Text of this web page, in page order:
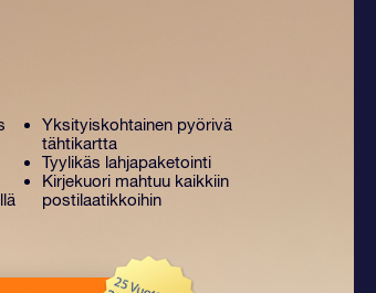
Yksityiskohtainen pyörivä
tähtikartta
Tyylikäs lahjapaketointi
Kirjekuori mahtuu kaikkiin
postilaatikkoihin